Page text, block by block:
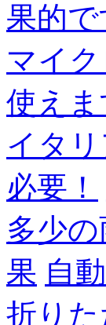
果的で
マイ
使えま
イタ
必要！
多少
果 自
折り